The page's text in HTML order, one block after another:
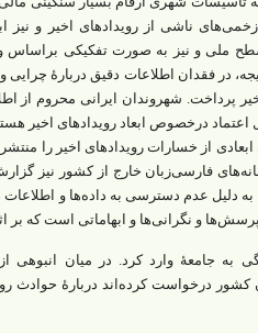
ناشی از رویدادهای اخیر و
ملی و نیز به ‌صورت تفکیکی بر‌اساس
در فقدان اطلاعات دقیق در‌بارۀ
پرداخت. شهروندان ایرانی محروم از
در‌خصوص ابعاد رویدادهای اخیر
از خسارات رویدادهای اخیر را
فارسی‌زبان خارج از کشور نیز
به دلیل عدم دسترسی به داده‌ها و
و نگرانی‌ها و ابهاماتی است که بر
به جامعۀ وارد کرد. در میان انبوهی
کشور درخواست کرده‌اند در‌بارۀ حوادث